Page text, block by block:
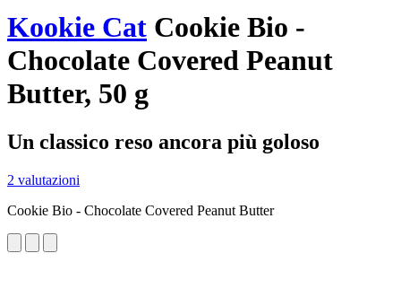
Kookie Cat Cookie Bio -
Chocolate Covered Peanut
Butter, 50 g
Un classico reso ancora più goloso
2 valutazioni
Cookie Bio - Chocolate Covered Peanut Butter